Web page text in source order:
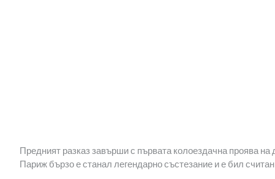
Предният разказ завърши с първата колоездачна проява на
Париж бързо е станал легендарно състезание и е бил